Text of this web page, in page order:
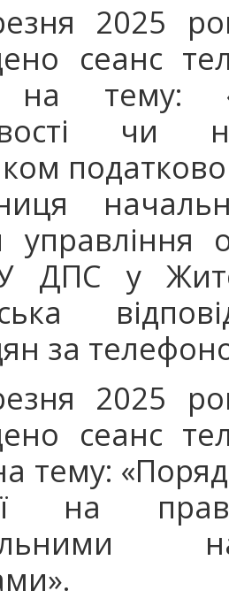
2025
сеанс
на тему:
чи
управління
ДПС у
за
2025
сеанс
тему:
на